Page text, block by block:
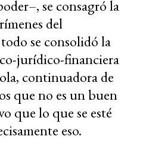
se consagró la
del
se consolidó la
jurídico-financiera
continuadora de
que no es un buen
que lo que se esté
eso.